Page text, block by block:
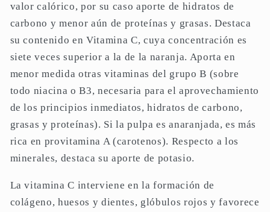
valor calórico, por su caso aporte de hidratos de
carbono y menor aún de proteínas y grasas. Destaca
su contenido en Vitamina C, cuya concentración es
siete veces superior a la de la naranja. Aporta en
menor medida otras vitaminas del grupo B (sobre
todo niacina o B3, necesaria para el aprovechamiento
de los principios inmediatos, hidratos de carbono,
grasas y proteínas). Si la pulpa es anaranjada, es más
rica en provitamina A (carotenos). Respecto a los
minerales, destaca su aporte de potasio.
La vitamina C interviene en la formación de
colágeno, huesos y dientes, glóbulos rojos y favorece